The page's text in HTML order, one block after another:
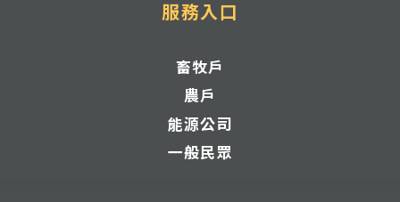
服務入口
畜牧戶
農戶
能源公司
一般民眾